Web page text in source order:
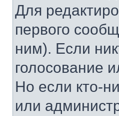
Для
первого
ним). Если
голосование
Но если кто-
или